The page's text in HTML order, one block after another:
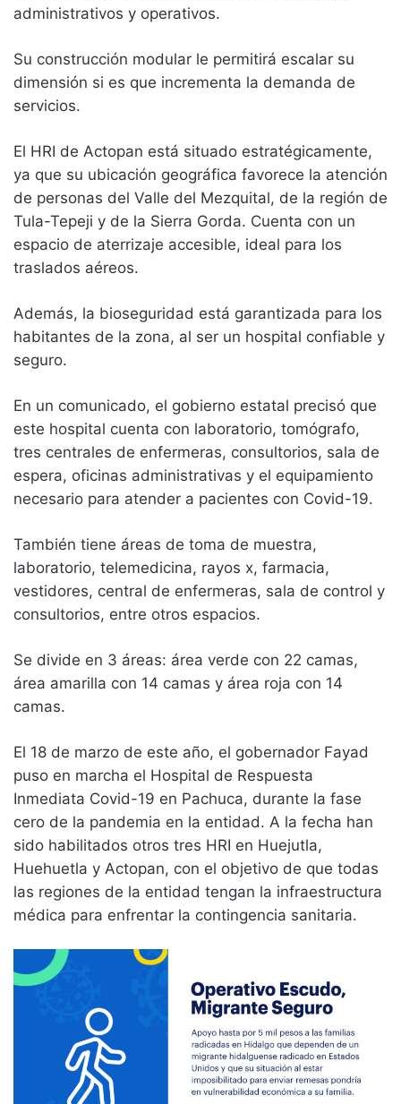
administrativos y operativos.
Su construcción modular le permitirá escalar su
dimensión si es que incrementa la demanda de
servicios.
El HRI de Actopan está situado estratégicamente,
ya que su ubicación geográfica favorece la atención
de personas del Valle del Mezquital, de la región de
Tula-Tepeji y de la Sierra Gorda. Cuenta con un
espacio de aterrizaje accesible, ideal para los
traslados aéreos.
Además, la bioseguridad está garantizada para los
habitantes de la zona, al ser un hospital confiable y
seguro.
En un comunicado, el gobierno estatal precisó que
este hospital cuenta con laboratorio, tomógrafo,
tres centrales de enfermeras, consultorios, sala de
espera, oficinas administrativas y el equipamiento
necesario para atender a pacientes con Covid-19.
También tiene áreas de toma de muestra,
laboratorio, telemedicina, rayos x, farmacia,
vestidores, central de enfermeras, sala de control y
consultorios, entre otros espacios.
Se divide en 3 áreas: área verde con 22 camas,
área amarilla con 14 camas y área roja con 14
camas.
El 18 de marzo de este año, el gobernador Fayad
puso en marcha el Hospital de Respuesta
Inmediata Covid-19 en Pachuca, durante la fase
cero de la pandemia en la entidad. A la fecha han
sido habilitados otros tres HRI en Huejutla,
Huehuetla y Actopan, con el objetivo de que todas
las regiones de la entidad tengan la infraestructura
médica para enfrentar la contingencia sanitaria.